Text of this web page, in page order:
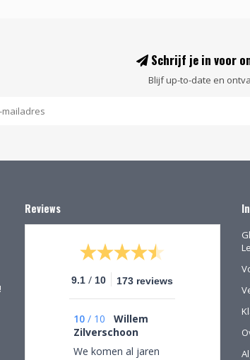
Schrijf je in voor
Blijf up-to-date en
Reviews
9.1 / 10 173 reviews
10 / 10
Willem
Zilverschoon
We komen al jaren